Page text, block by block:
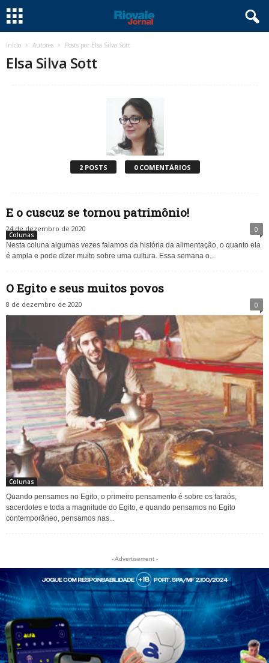
Início Autores Posts por Elsa Silva Sott
Elsa Silva Sott
2 POSTS 0 COMENTÁRIOS
E o cuscuz se tornou patrimônio!
24 de dezembro de 2020 0
Colunas
Nesta coluna algumas vezes falamos da história da alimentação, o quanto ela
é ampla e pode dizer muito sobre uma cultura. Essa semana o...
O Egito e seus muitos povos
8 de dezembro de 2020 0
Colunas
Quando pensamos no Egito, o primeiro pensamento é sobre os faraós,
sacerdotes e toda a magnitude do Egito, e quando pensamos no Egito
contemporâneo, pensamos nas...
- Advertisement -